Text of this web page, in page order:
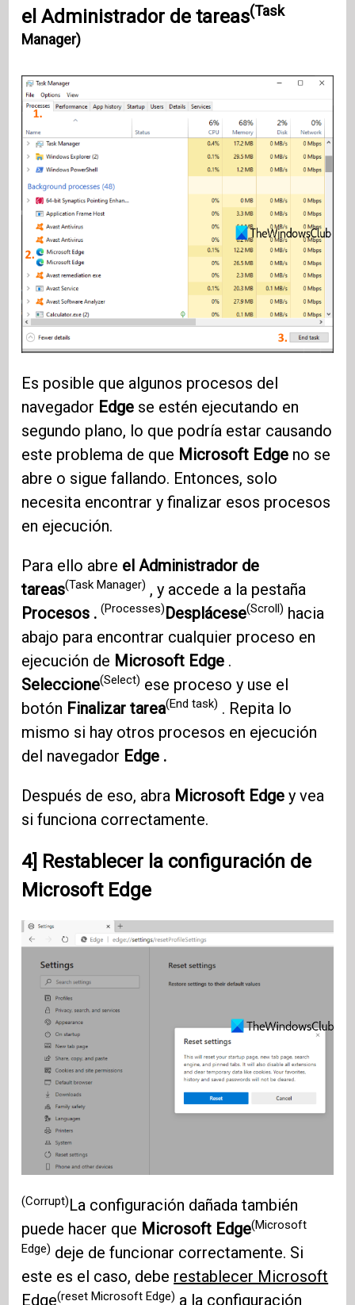
el Administrador de tareas(Task
Manager)
Es posible que algunos procesos del
navegador Edge se estén ejecutando en
segundo plano, lo que podría estar causando
este problema de que Microsoft Edge no se
abre o sigue fallando. Entonces, solo
necesita encontrar y finalizar esos procesos
en ejecución.
Para ello abre el Administrador de
tareas(Task Manager) , y accede a la pestaña
Procesos .(Processes)Desplácese(Scroll) hacia
abajo para encontrar cualquier proceso en
ejecución de Microsoft Edge .
Seleccione(Select) ese proceso y use el
botón Finalizar tarea(End task) . Repita lo
mismo si hay otros procesos en ejecución
del navegador Edge .
Después de eso, abra Microsoft Edge y vea
si funciona correctamente.
4] Restablecer la configuración de
Microsoft Edge
(Corrupt)La configuración dañada también
puede hacer que Microsoft Edge(Microsoft
Edge) deje de funcionar correctamente. Si
este es el caso, debe restablecer Microsoft
Edge(reset Microsoft Edge) a la configuración